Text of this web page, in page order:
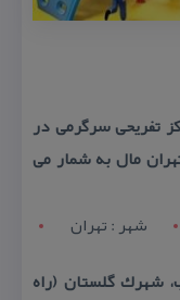
تفریحی سرگرمی در
مال به شمار می
شهر : تهران
شهرك گلستان (راه